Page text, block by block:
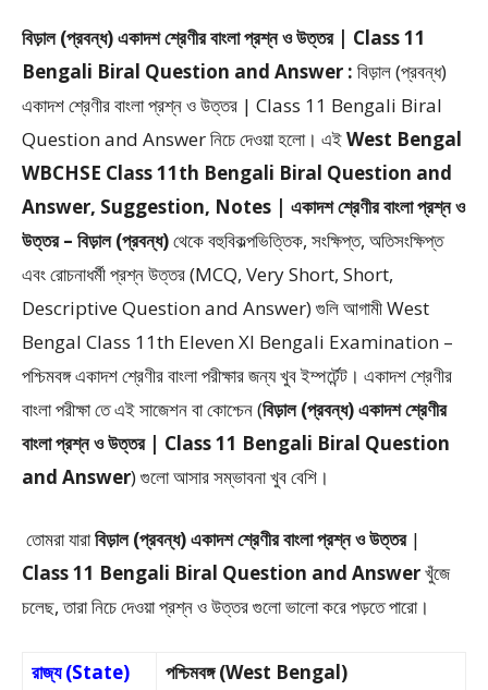
বিড়াল (প্রবন্ধ) একাদশ শ্রেণীর বাংলা প্রশ্ন ও উত্তর | Class 11
Bengali Biral Question and Answer : বিড়াল (প্রবন্ধ)
একাদশ শ্রেণীর বাংলা প্রশ্ন ও উত্তর | Class 11 Bengali Biral
Question and Answerনিচে দেওয়া হলো। এইWest Bengal
WBCHSE Class 11th Bengali Biral Question and
Answer, Suggestion, Notes | একাদশ শ্রেণীর বাংলা প্রশ্ন ও
উত্তর – বিড়াল (প্রবন্ধ)থেকেবহুবিকল্পভিত্তিক, সংক্ষিপ্ত, অতিসংক্ষিপ্ত
এবং রোচনাধর্মী প্রশ্ন উত্তর (MCQ, Very Short, Short,
Descriptive Question and Answer)গুলি আগামী West
Bengal Class 11th Eleven XI Bengali Examination –
পশ্চিমবঙ্গ একাদশ শ্রেণীর বাংলা পরীক্ষার জন্য খুব ইম্পর্টেন্ট। একাদশ শ্রেণীর
বাংলা পরীক্ষা তে এই সাজেশন বা কোশ্চেন (বিড়াল (প্রবন্ধ) একাদশ শ্রেণীর
বাংলা প্রশ্ন ও উত্তর | Class 11 Bengali Biral Question
and Answer) গুলো আসার সম্ভাবনা খুব বেশি।
তোমরা যারাবিড়াল (প্রবন্ধ)একাদশ শ্রেণীর বাংলা প্রশ্ন ও উত্তর|
Class 11 Bengali Biral Question and Answerখুঁজে
চলেছ, তারা নিচে দেওয়া প্রশ্ন ও উত্তর গুলো ভালো করে পড়তে পারো।
রাজ্য (State)
পশ্চিমবঙ্গ (West Bengal)